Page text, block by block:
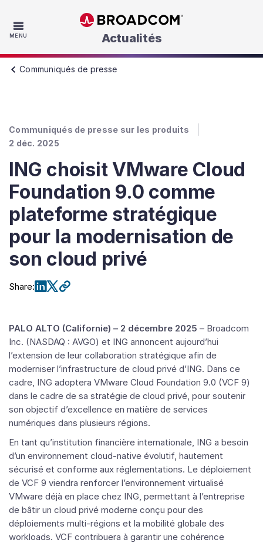
MENU Skip to main content
Actualités
Communiqués de presse
Communiqués de presse sur les produits
2 déc. 2025
ING choisit VMware Cloud
Foundation 9.0 comme
plateforme stratégique
pour la modernisation de
son cloud privé
Share:
PALO ALTO (Californie) – 2 décembre 2025 – Broadcom
Inc. (NASDAQ : AVGO) et ING annoncent aujourd’hui
l’extension de leur collaboration stratégique afin de
moderniser l’infrastructure de cloud privé d’ING. Dans ce
cadre, ING adoptera VMware Cloud Foundation 9.0 (VCF 9)
dans le cadre de sa stratégie de cloud privé, pour soutenir
son objectif d’excellence en matière de services
numériques dans plusieurs régions.
En tant qu’institution financière internationale, ING a besoin
d’un environnement cloud-native évolutif, hautement
sécurisé et conforme aux réglementations. Le déploiement
de VCF 9 viendra renforcer l’environnement virtualisé
VMware déjà en place chez ING, permettant à l’entreprise
de bâtir un cloud privé moderne conçu pour des
déploiements multi-régions et la mobilité globale des
workloads. VCF contribuera à garantir une cohérence